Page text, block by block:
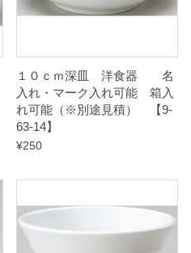
１０ｃｍ深皿 洋食器 名
入れ・マーク入れ可能 箱入
れ可能（※別途見積） 【9-
63-14】
¥250